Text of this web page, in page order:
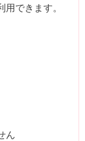
できます。
ん